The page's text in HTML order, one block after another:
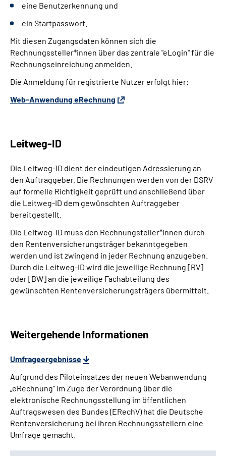
eine Benutzerkennung und
ein Startpasswort.
Mit diesen Zugangsdaten können sich die
Rechnungssteller*innen über das zentrale "eLogin" für die
Rechnungseinreichung anmelden.
Die Anmeldung für registrierte Nutzer erfolgt hier:
Web-Anwendung eRechnung
Leitweg-ID
Die Leitweg-ID dient der eindeutigen Adressierung an
den Auftraggeber. Die Rechnungen werden von der DSRV
auf formelle Richtigkeit geprüft und anschließend über
die Leitweg-ID dem gewünschten Auftraggeber
bereitgestellt.
Die Leitweg-ID muss den Rechnungsteller*innen durch
den Rentenversicherungsträger bekanntgegeben
werden und ist zwingend in jeder Rechnung anzugeben.
Durch die Leitweg-ID wird die jeweilige Rechnung [RV]
oder [BW] an die jeweilige Fachabteilung des
gewünschten Rentenversicherungsträgers übermittelt.
Weitergehende Informationen
Umfrageergebnisse
Aufgrund des Piloteinsatzes der neuen Webanwendung
„eRechnung“ im Zuge der Verordnung über die
elektronische Rechnungsstellung im öffentlichen
Auftragswesen des Bundes (ERechV) hat die Deutsche
Rentenversicherung bei ihren Rechnungsstellern eine
Umfrage gemacht.